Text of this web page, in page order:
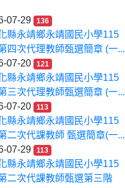
07-29
136
縣永靖鄉永靖國民小學115
四次代理教師甄選簡章 (一...
07-20
121
縣永靖鄉永靖國民小學115
三次代理教師甄選簡章 (一...
07-20
113
縣永靖鄉永靖國民小學115
二次代課教師 甄選簡章(一...
07-29
113
縣永靖鄉永靖國民小學115
二次代課教師甄選第三階